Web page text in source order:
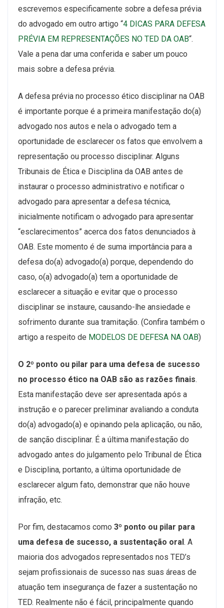
escrevemos especificamente sobre a defesa prévia
do advogado em outro artigo “4 DICAS PARA DEFESA
PRÉVIA EM REPRESENTAÇÕES NO TED DA OAB“.
Vale a pena dar uma conferida e saber um pouco
mais sobre a defesa prévia.
A defesa prévia no processo ético disciplinar na OAB
é importante porque é a primeira manifestação do(a)
advogado nos autos e nela o advogado tem a
oportunidade de esclarecer os fatos que envolvem a
representação ou processo disciplinar. Alguns
Tribunais de Ética e Disciplina da OAB antes de
instaurar o processo administrativo e notificar o
advogado para apresentar a defesa técnica,
inicialmente notificam o advogado para apresentar
“esclarecimentos” acerca dos fatos denunciados à
OAB. Este momento é de suma importância para a
defesa do(a) advogado(a) porque, dependendo do
caso, o(a) advogado(a) tem a oportunidade de
esclarecer a situação e evitar que o processo
disciplinar se instaure, causando-lhe ansiedade e
sofrimento durante sua tramitação. (Confira também o
artigo a respeito de MODELOS DE DEFESA NA OAB)
O 2º ponto ou pilar para uma defesa de sucesso
no processo ético na OAB são as razões finais.
Esta manifestação deve ser apresentada após a
instrução e o parecer preliminar avaliando a conduta
do(a) advogado(a) e opinando pela aplicação, ou não,
de sanção disciplinar. É a última manifestação do
advogado antes do julgamento pelo Tribunal de Ética
e Disciplina, portanto, a última oportunidade de
esclarecer algum fato, demonstrar que não houve
infração, etc.
Por fim, destacamos como 3º ponto ou pilar para
uma defesa de sucesso, a sustentação oral. A
maioria dos advogados representados nos TED’s
sejam profissionais de sucesso nas suas áreas de
atuação tem insegurança de fazer a sustentação no
TED. Realmente não é fácil, principalmente quando